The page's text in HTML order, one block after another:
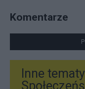
Komentarze
Inne